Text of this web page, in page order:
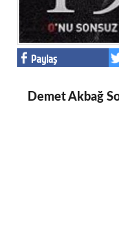
Paylaş
Demet Akbağ